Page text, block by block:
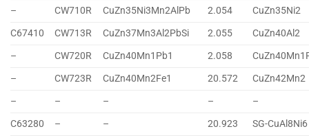
–
CW710R CuZn35Ni3Mn2AlPb 2.054
CuZn35Ni2
C67410
CW713R CuZn37Mn3Al2PbSi 2.055
CuZn40Al2
–
CW720R CuZn40Mn1Pb1 2.058
–
CW723R CuZn40Mn2Fe1 20.572
CuZn42Mn2
–
– – –
–
C63280
– – 20.923
SG-CuAl8Ni6